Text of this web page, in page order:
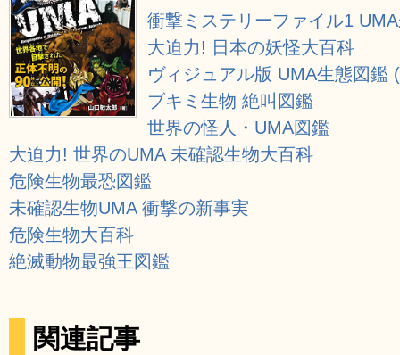
衝撃ミステリーファイル1
大迫力! 日本の妖怪大百科
ヴィジュアル版 UMA生態図鑑
ブキミ生物 絶叫図鑑
世界の怪人・UMA図鑑
大迫力! 世界のUMA 未確認生物大百科
危険生物最恐図鑑
未確認生物UMA 衝撃の新事実
危険生物大百科
絶滅動物最強王図鑑
関連記事